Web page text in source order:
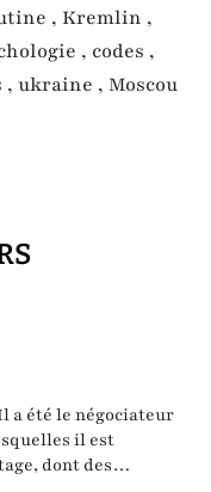
, Kremlin ,
, codes ,
, ukraine , Moscou
a été le négociateur
il est
dont des